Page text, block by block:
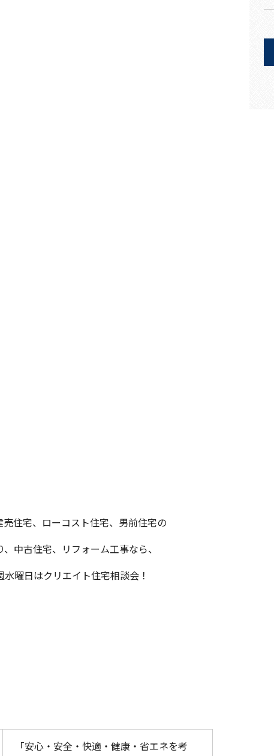
住宅、ローコスト住宅、男前住宅の
中古住宅、リフォーム工事なら、
曜日はクリエイト住宅相談会！
「安心・安全・快適・健康・省エネを考